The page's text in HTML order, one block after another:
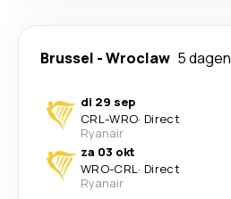
Brussel -Wroclaw 5 dagen
di 29 sep
CRL-WRO· Direct
Ryanair
za 03 okt
WRO-CRL· Direct
Ryanair